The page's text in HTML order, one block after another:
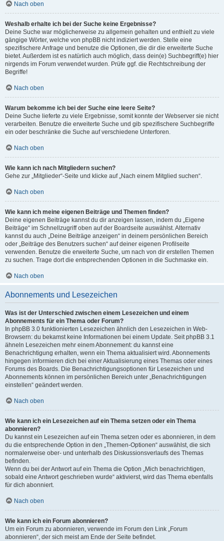
Nach oben
Weshalb erhalte ich bei der Suche keine Ergebnisse?
Deine Suche war möglicherweise zu allgemein gehalten und enthielt zu viele
gängige Wörter, welche von phpBB nicht indiziert werden. Stelle eine
spezifischere Anfrage und benutze die Optionen, die dir die erweiterte Suche
bietet. Außerdem ist es natürlich auch möglich, dass dein(e) Suchbegriff(e) hier
nirgends im Forum verwendet wurden. Prüfe ggf. die Rechtschreibung der
Begriffe!
Nach oben
Warum bekomme ich bei der Suche eine leere Seite?
Deine Suche lieferte zu viele Ergebnisse, somit konnte der Webserver sie nicht
verarbeiten. Benutze die erweiterte Suche und gib spezifischere Suchbegriffe
ein oder beschränke die Suche auf verschiedene Unterforen.
Nach oben
Wie kann ich nach Mitgliedern suchen?
Gehe zur „Mitglieder“-Seite und klicke auf „Nach einem Mitglied suchen“.
Nach oben
Wie kann ich meine eigenen Beiträge und Themen finden?
Deine eigenen Beiträge kannst du dir anzeigen lassen, indem du „Eigene
Beiträge“ im Schnellzugriff oben auf der Boardseite auswählst. Alternativ
kannst du auch „Deine Beiträge anzeigen“ in deinem persönlichen Bereich
oder „Beiträge des Benutzers suchen“ auf deiner eigenen Profilseite
verwenden. Benutze die erweiterte Suche, um nach von dir erstellen Themen
zu suchen. Trage dort die entsprechenden Optionen in die Suchmaske ein.
Nach oben
Abonnements und Lesezeichen
Was ist der Unterschied zwischen einem Lesezeichen und einem
Abonnements für ein Thema oder Forum?
In phpBB 3.0 funktionierten Lesezeichen ähnlich den Lesezeichen in Web-
Browsern: du bekamst keine Informationen bei einem Update. Seit phpBB 3.1
ähneln Lesezeichen mehr einem Abonnement: du kannst eine
Benachrichtigung erhalten, wenn ein Thema aktualisiert wird. Abonnements
hingegen informieren dich bei einer Aktualisierung eines Themas oder eines
Forums des Boards. Die Benachrichtigungsoptionen für Lesezeichen und
Abonnements können im persönlichen Bereich unter „Benachrichtigungen
einstellen“ geändert werden.
Nach oben
Wie kann ich ein Lesezeichen auf ein Thema setzen oder ein Thema
abonnieren?
Du kannst ein Lesezeichen auf ein Thema setzen oder es abonnieren, in dem
du die entsprechende Option in den „Themen-Optionen“ auswählst, die sich
normalerweise ober- und unterhalb des Diskussionsverlaufs des Themas
befinden.
Wenn du bei der Antwort auf ein Thema die Option „Mich benachrichtigen,
sobald eine Antwort geschrieben wurde“ aktivierst, wird das Thema ebenfalls
für dich abonniert.
Nach oben
Wie kann ich ein Forum abonnieren?
Um ein Forum zu abonnieren, verwende im Forum den Link „Forum
abonnieren“, der sich meist am Ende der Seite befindet.